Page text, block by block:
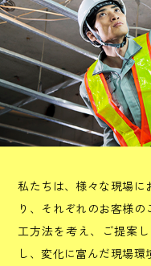
私たちは、様々な現場に
り、それぞれのお客様
工方法を考え、ご提案
し、変化に富んだ現場